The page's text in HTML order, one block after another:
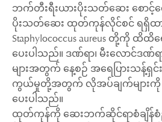
ဘက်တီးရီးယားပိုးသတ်ဆေး စောင့်
ပိုးသတ်ဆေး ထုတ်ကုန်လိုင်စင် ရရှိထားပ
Staphylococcus aureus တို့ကို ထိ
ပေးပါသည်။ ဒဏ်ရာ၊ မီးလောင်ဒဏ်ရ
များအတွက် နေ့စဉ် အရေပြားသန့်ရှင်
ကွယ်မှုတို့အတွက် လိုအပ်ချက်များကို
ပေးပါသည်။
ထုတ်ကုန်ကို ဆေးဘက်ဆိုင်ရာစံချိန်